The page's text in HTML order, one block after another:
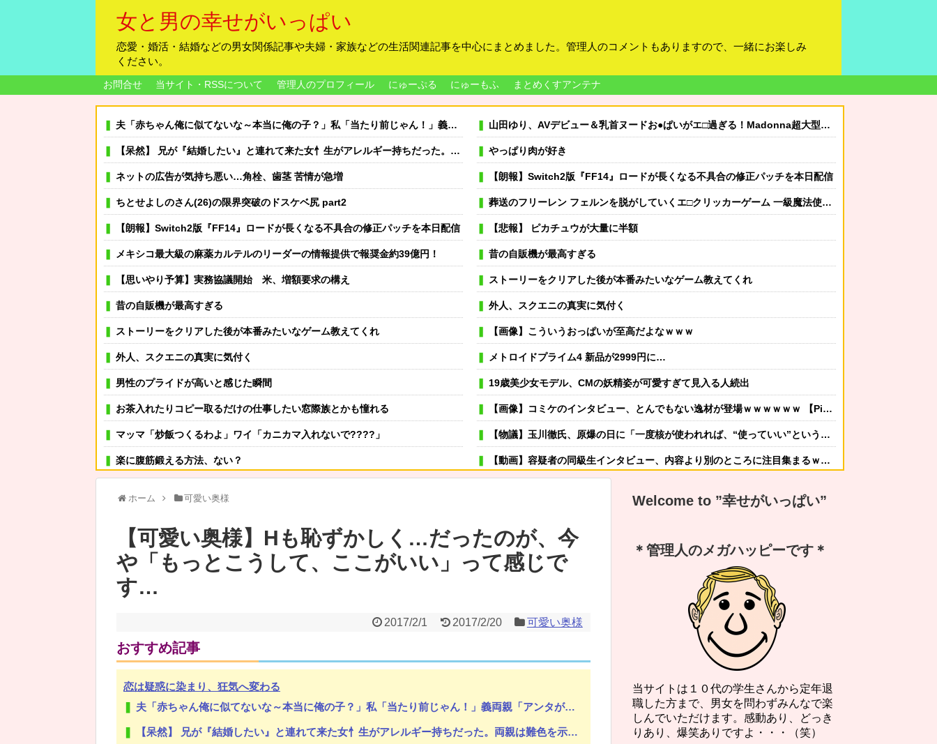
女と男の幸せがいっぱい
恋愛・婚活・結婚などの男女関係記事や夫婦・家族などの生活関連記事を中心にまとめました。管理人のコメントもありますので、一緒にお楽しみ
ください。
お問合せ 当サイト・RSSについて 管理人のプロフィール にゅーぷる にゅーもふ まとめくすアンテナ
夫「赤ちゃん俺に似てないな～本当に俺の子？」私「当たり前じゃん！」義両親「アンタが赤ちゃんの頃にそっくりよ」夫「うーん…」←私の理解や寛容な心が足りないのでしょうか？
【呆然】 兄が『結婚したい』と連れて来た女忄生がアレルギー持ちだった。両親は難色を示したが兄は結婚し実家とは疎遠状態に。その後、兄夫婦に子供が2人生まれたが...
ネットの広告が気持ち悪い…角栓、歯茎 苦情が急増
ちとせよしのさん(26)の限界突破のドスケベ尻 part2
【朗報】Switch2版『FF14』ロードが長くなる不具合の修正パッチを本日配信
メキシコ最大級の麻薬カルテルのリーダーの情報提供で報奨金約39億円！
【思いやり予算】実務協議開始 米、増額要求の構え
昔の自販機が最高すぎる
ストーリーをクリアした後が本番みたいなゲーム教えてくれ
外人、スクエニの真実に気付く
男性のプライドが高いと感じた瞬間
お茶入れたりコピー取るだけの仕事したい窓際族とかも憧れる
マッマ「炒飯つくるわよ」ワイ「カニカマ入れないで????」
楽に腹筋鍛える方法、ない？
その店には腕のいいバーテンダーがいた。このグラスに１杯たのむよ→彼の見事なテクニックはこちらです…
弟「エレベーターで知らない女に蹴られた！」私「何したの？」→事情を聞いた家族全員が「それは自業自得」と呆れてしまい…
池袋の吉兵衛で「かつ食べ放題2200円」に挑戦したら想定外の連鎖すぎた
【無茶振り】女性「俺は痴漢しないのに！と怒るなら、その怒りは被害者にぶつけるのではなく加害者を止めることに使ってください」
山田ゆり、AVデビュー＆乳首ヌードお●ぱいがエ□過ぎる！Madonna超大型新人、セッ●ス解禁！（エ□動画）
やっぱり肉が好き
【朗報】Switch2版『FF14』ロードが長くなる不具合の修正パッチを本日配信
葬送のフリーレン フェルンを脱がしていくエ□クリッカーゲーム 一級魔法使い、簡単に催眠術にかかる。
【悲報】 ピカチュウが大量に半額
昔の自販機が最高すぎる
ストーリーをクリアした後が本番みたいなゲーム教えてくれ
外人、スクエニの真実に気付く
【画像】こういうおっぱいが至高だよなｗｗｗ
メトロイドプライム4 新品が2999円に…
19歳美少女モデル、CMの妖精姿が可愛すぎて見入る人続出
【画像】コミケのインタビュー、とんでもない逸材が登場ｗｗｗｗｗｗ 【Pickup07092041】
【物議】玉川徹氏、原爆の日に「一度核が使われれば、“使っていい”という世界になりかねない」
【動画】容疑者の同級生インタビュー、内容より別のところに注目集まるｗｗｗｗ
薬剤師「なんでジェネリック嫌なんですか？ｗ 先発品と全く同じですよ？w」
虐待されて育った私にウトメ「子供を産んだらご両親への感謝の気持ちも湧いてきたでしょ。いい加減に意地貼るの止めて仲直りしなさい 」【中編】
嫁が風呂入ってる間に子供と寝室に行って俺だけ寝落ちしたら嫁から「子供あんなに泣いてたのによく寝てられんな…」って恨み節がメッセージで来てた
専業主夫のイメージ
ホーム 可愛い奥様
【可愛い奥様】Hも恥ずかしく…だったのが、今
や「もっとこうして、ここがいい」って感じで
す…
2017/2/1 2017/2/20 可愛い奥様
おすすめ記事
恋は疑惑に染まり、狂気へ変わる
夫「赤ちゃん俺に似てないな～本当に俺の子？」私「当たり前じゃん！」義両親「アンタが赤ちゃんの頃にそっくりよ」夫「うーん…」←私の理解や寛容な心が足りないのでしょうか？
【呆然】 兄が『結婚したい』と連れて来た女忄生がアレルギー持ちだった。両親は難色を示したが兄は結婚し実家とは疎遠状態に。その後、兄夫婦に子供が2人生まれたが...
Welcome to ”幸せがいっぱい”
＊管理人のメガハッピーです＊
当サイトは１０代の学生さんから定年退
職した方まで、男女を問わずみんなで楽
しんでいただけます。感動あり、どっき
りあり、爆笑ありですよ・・・（笑）